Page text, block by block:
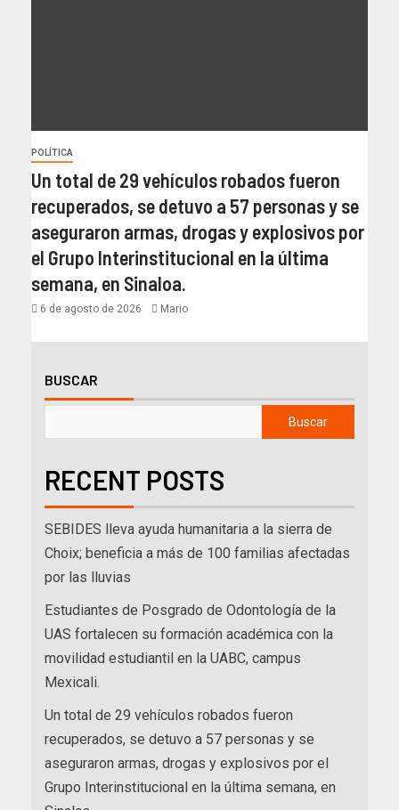
POLÍTICA
Un total de 29 vehículos robados fueron
recuperados, se detuvo a 57 personas y se
aseguraron armas, drogas y explosivos por
el Grupo Interinstitucional en la última
semana, en Sinaloa.
6 de agosto de 2026 Mario
BUSCAR
Buscar
RECENT POSTS
SEBIDES lleva ayuda humanitaria a la sierra de
Choix; beneficia a más de 100 familias afectadas
por las lluvias
Estudiantes de Posgrado de Odontología de la
UAS fortalecen su formación académica con la
movilidad estudiantil en la UABC, campus
Mexicali.
Un total de 29 vehículos robados fueron
recuperados, se detuvo a 57 personas y se
aseguraron armas, drogas y explosivos por el
Grupo Interinstitucional en la última semana, en